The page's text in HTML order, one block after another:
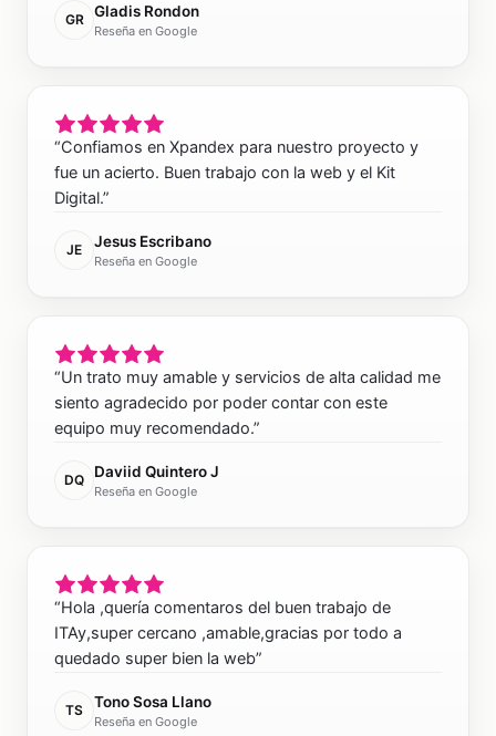
GR Gladis Rondon
Reseña en Google
“Confiamos en Xpandex para nuestro proyecto y
fue un acierto. Buen trabajo con la web y el Kit
Digital.”
JE Jesus Escribano
Reseña en Google
“Un trato muy amable y servicios de alta calidad me
siento agradecido por poder contar con este
equipo muy recomendado.”
DQ Daviid Quintero J
Reseña en Google
“Hola ,quería comentaros del buen trabajo de
ITAy,super cercano ,amable,gracias por todo a
quedado super bien la web”
TS Tono Sosa Llano
Reseña en Google